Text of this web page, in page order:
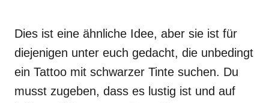
Dies ist eine ähnliche Idee, aber sie ist für
diejenigen unter euch gedacht, die unbedingt
ein Tattoo mit schwarzer Tinte suchen. Du
musst zugeben, dass es lustig ist und auf